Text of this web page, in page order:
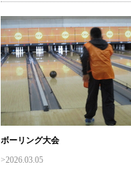
ボーリング大会
2026.03.05